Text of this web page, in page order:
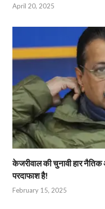
April 20, 2025
केजरीवाल की चुनावी हार
परदाफाश है!
February 15, 2025